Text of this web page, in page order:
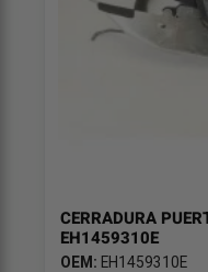
CERRADURA
EH1459310E
OEM: EH1459310E